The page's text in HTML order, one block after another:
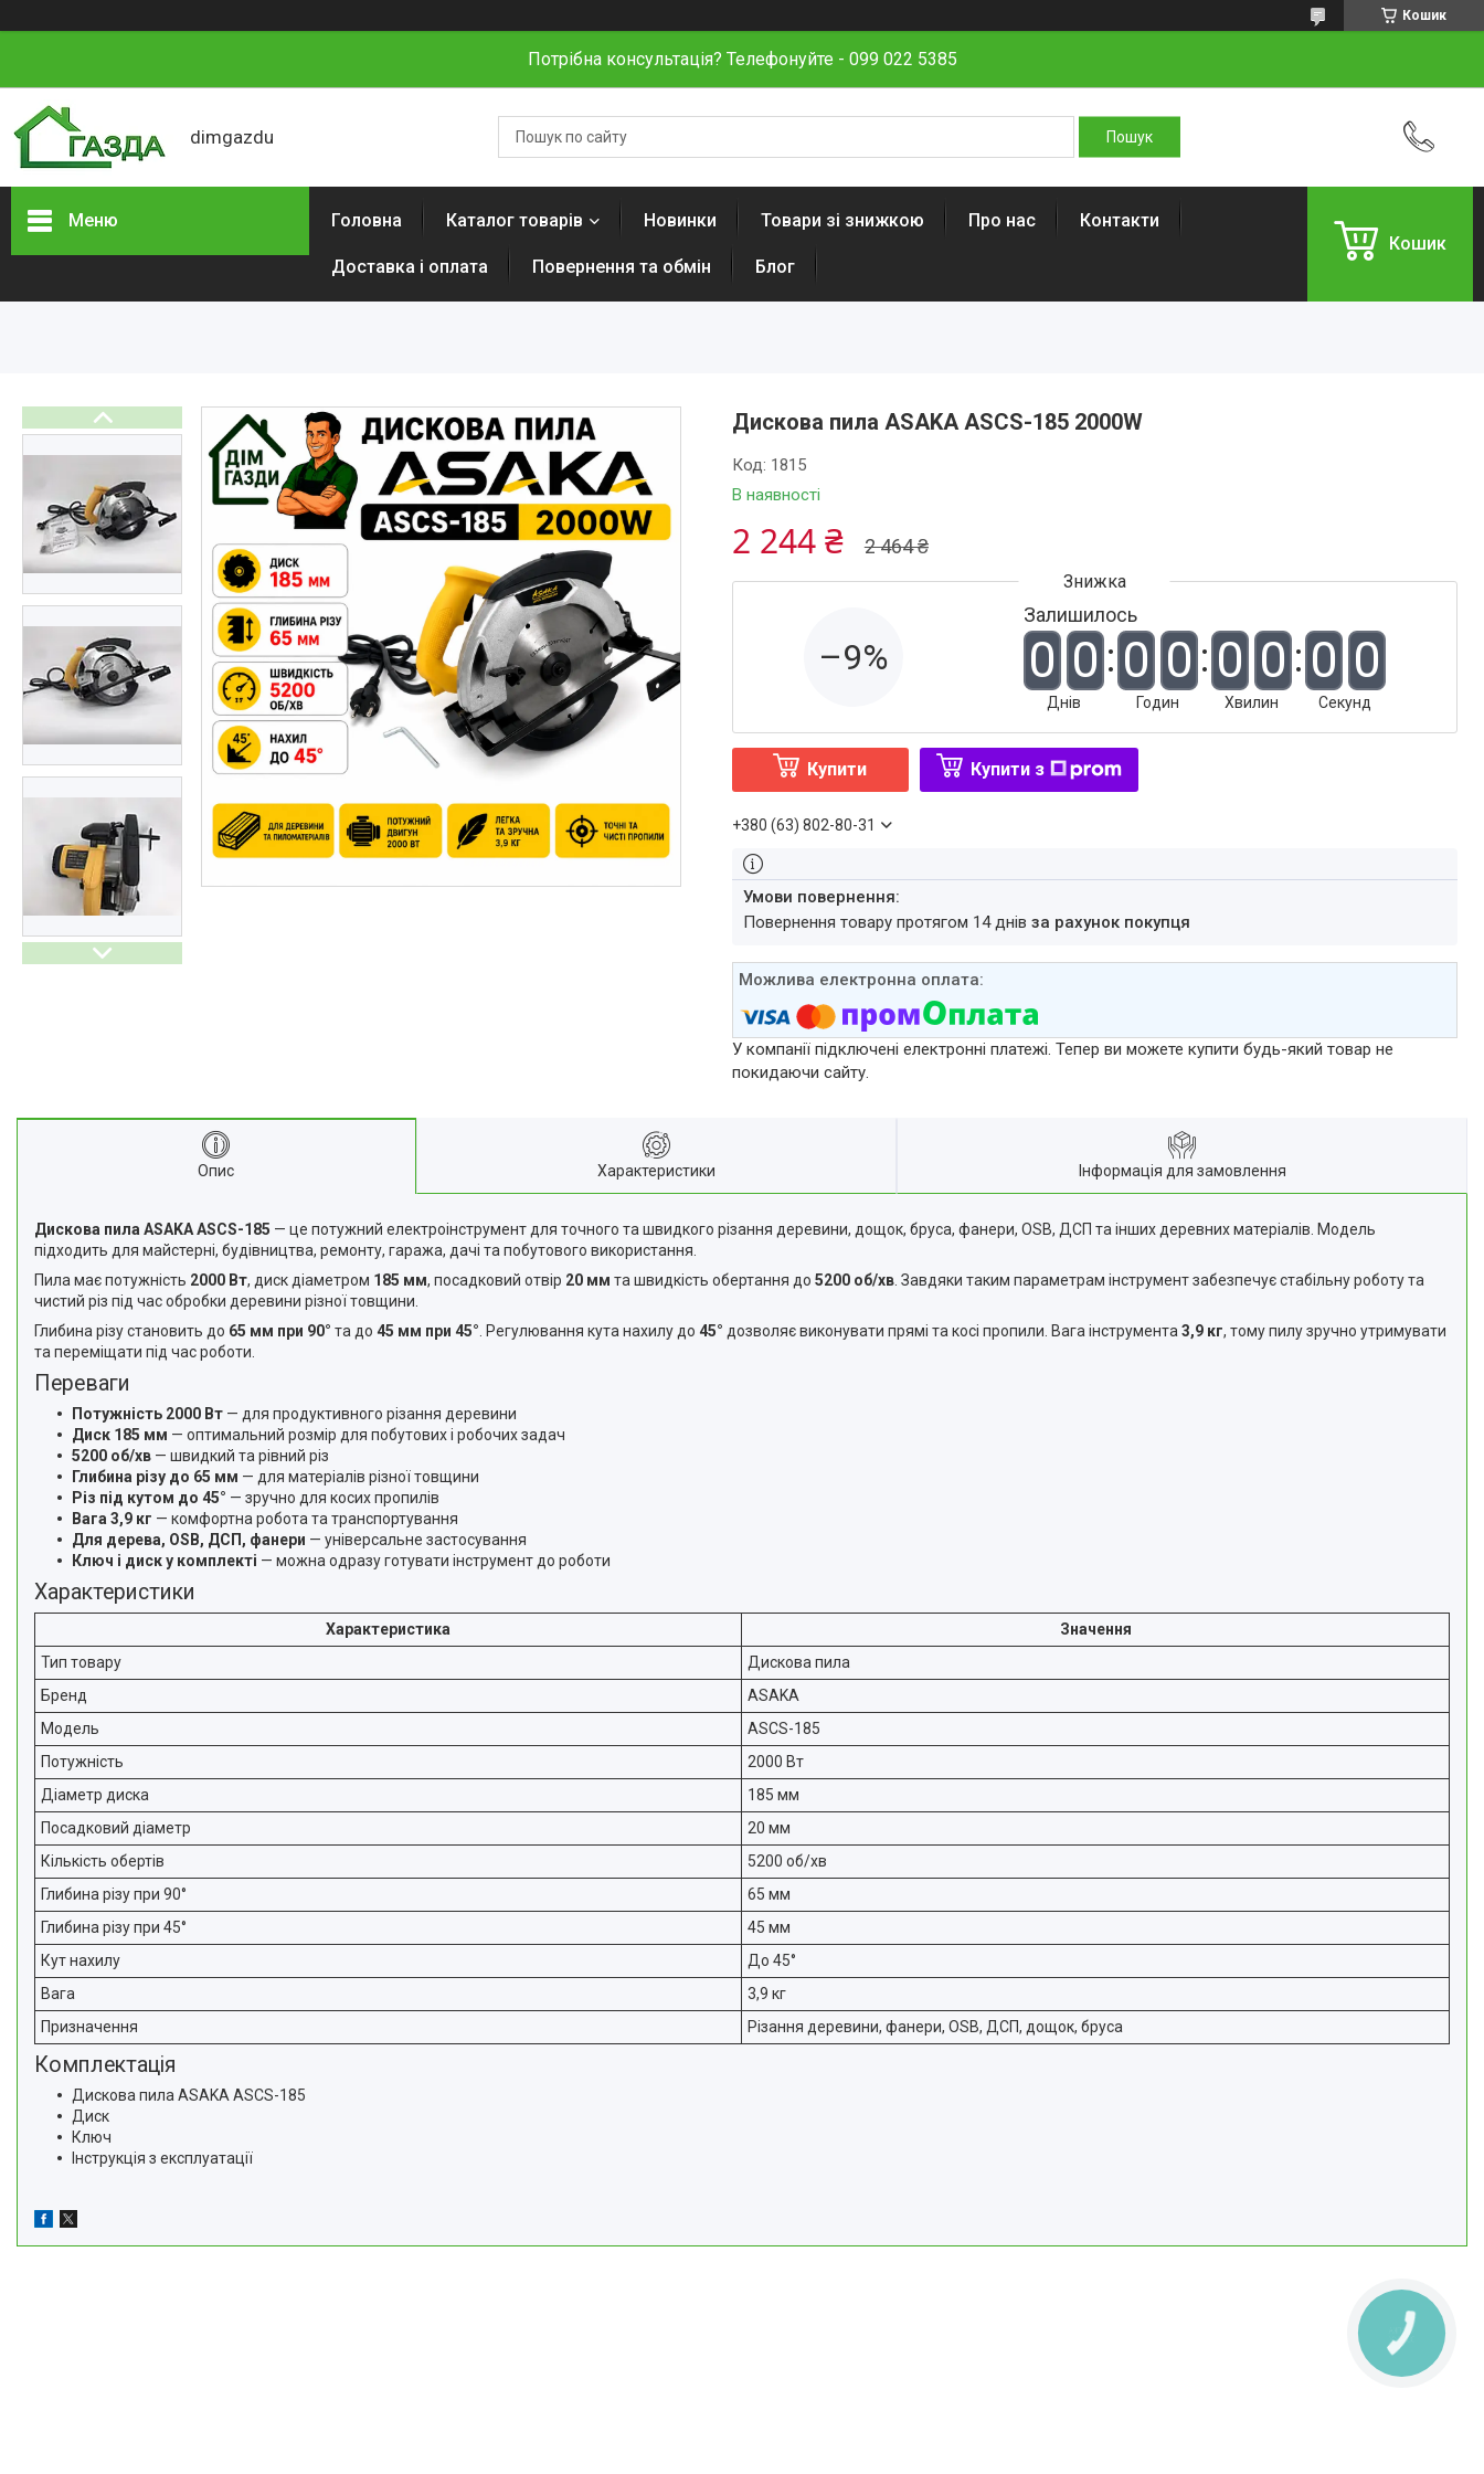
Кошик
Потрібна консультація? Телефонуйте - 099 022 5385
dimgazdu
Меню
Інструменти
Аксесуари та витратні
Генератори бензинові та
дизельні
Обігрівачі
Побутова техніка і догляд
Все для кухні
Меблі
Резервне живлення для дому
Тактичне взуття
Інструменти для Саду і дому
Автотовари
Електроінструменти
Обігрівачі
Товари зі знижкою
Головна Каталог товарів Новинки Товари зі знижкою Про нас Контакти
Доставка і оплата Повернення та обмін Блог
Кошик
Дискова пила ASAKA ASCS-185 2000W
В наявності
Код: 1815
2 464 ₴
2 244 ₴
–9%
Залишилось
0 0
Днів
0 0
Годин
0 0
Хвилин
0 0
Секунд
Купити Купити з
+380 (63) 802-80-31
повернення товару протягом 14 днів за рахунок покупця
У компанії підключені електронні платежі. Тепер ви можете купити будь-який товар не
покидаючи сайту.
Опис Характеристики Інформація для замовлення
Дискова пила ASAKA ASCS-185 — це потужний електроінструмент для точного та швидкого різання деревини, дощок, бруса, фанери, OSB, ДСП та інших деревних матеріалів. Модель
підходить для майстерні, будівництва, ремонту, гаража, дачі та побутового використання.
Пила має потужність 2000 Вт, диск діаметром 185 мм, посадковий отвір 20 мм та швидкість обертання до 5200 об/хв . Завдяки таким параметрам інструмент забезпечує стабільну роботу та
чистий різ під час обробки деревини різної товщини.
Глибина різу становить до 65 мм при 90° та до 45 мм при 45° . Регулювання кута нахилу до 45° дозволяє виконувати прямі та косі пропили. Вага інструмента 3,9 кг, тому пилу зручно утримувати
та переміщати під час роботи.
Переваги
Потужність 2000 Вт — для продуктивного різання деревини
Диск 185 мм — оптимальний розмір для побутових і робочих задач
5200 об/хв — швидкий та рівний різ
Глибина різу до 65 мм — для матеріалів різної товщини
Різ під кутом до 45° — зручно для косих пропилів
Вага 3,9 кг — комфортна робота та транспортування
Для дерева, OSB, ДСП, фанери — універсальне застосування
Ключ і диск у комплекті — можна одразу готувати інструмент до роботи
Характеристики
Характеристика
Значення
Тип товару
Дискова пила
Бренд
ASAKA
Модель
ASCS-185
Потужність
2000 Вт
Діаметр диска
185 мм
Посадковий діаметр
20 мм
Кількість обертів
5200 об/хв
Глибина різу при 90°
65 мм
Глибина різу при 45°
45 мм
Кут нахилу
До 45°
Вага
3,9 кг
Призначення
Різання деревини, фанери, OSB, ДСП, дощок, бруса
Комплектація
Дискова пила ASAKA ASCS-185
Диск
Ключ
Інструкція з експлуатації
КНОПКА
ЗВ'ЯЗКУ